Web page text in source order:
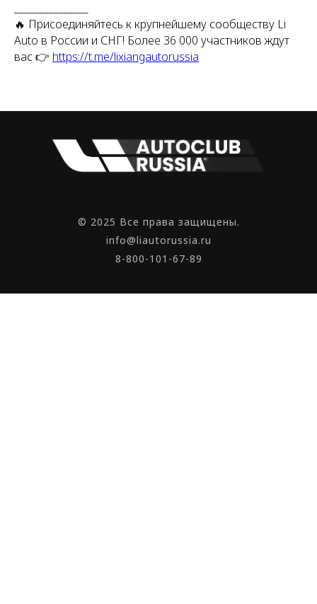
🔥 Присоединяйтесь к крупнейшему сообществу Li
Auto в России и СНГ! Более 36 000 участников ждут
вас 👉 https://t.me/lixiangautorussia
© 2025 Все права защищены.
info@liautorussia.ru
8-800-101-67-89